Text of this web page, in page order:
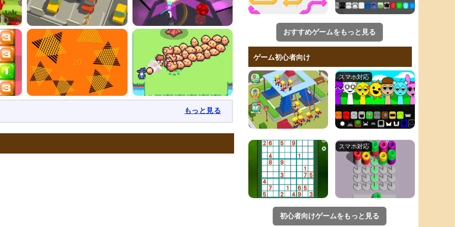
もっと見る
おすすめゲームをもっと見る
ゲーム初心者向け
初心者向けゲームをもっと見る